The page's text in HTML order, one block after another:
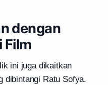
dengan
Film
ini juga dikaitkan
dibintangi Ratu Sofya.